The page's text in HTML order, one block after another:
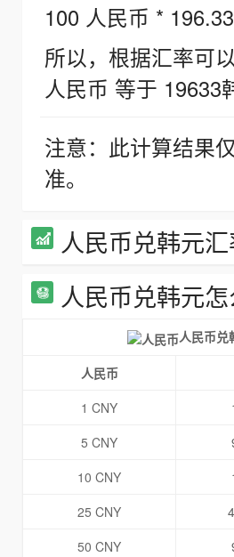
100 人民币 *
所以，根据汇率可
人民币 等于 19633
注意：此计算结果
准。
人民币兑韩元
人民币兑韩元
人民币兑
人民币
1 CNY
5 CNY
10 CNY
25 CNY
50 CNY